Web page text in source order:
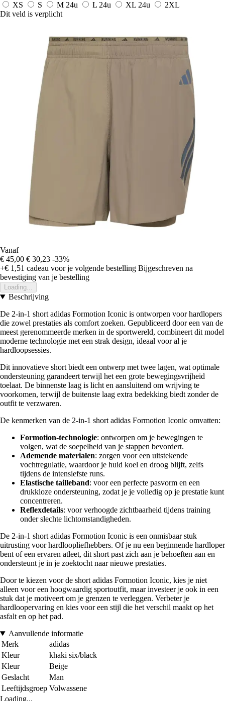
XS
S M 24u L 24u XL 24u
2XL
Dit veld is verplicht
Vanaf
€ 45,00 € 30,23 -33%
+€ 1,51 cadeau voor je volgende bestelling Bijgeschreven na
bevestiging van je bestelling
Loading...
Beschrijving
De 2-in-1 short adidas Formotion Iconic is ontworpen voor hardlopers
die zowel prestaties als comfort zoeken. Gepubliceerd door een van de
meest gerenommeerde merken in de sportwereld, combineert dit model
moderne technologie met een strak design, ideaal voor al je
hardloopsessies.
Dit innovatieve short biedt een ontwerp met twee lagen, wat optimale
ondersteuning garandeert terwijl het een grote bewegingsvrijheid
toelaat. De binnenste laag is licht en aansluitend om wrijving te
voorkomen, terwijl de buitenste laag extra bedekking biedt zonder de
outfit te verzwaren.
De kenmerken van de 2-in-1 short adidas Formotion Iconic omvatten:
Formotion-technologie: ontworpen om je bewegingen te
volgen, wat de soepelheid van je stappen bevordert.
Ademende materialen: zorgen voor een uitstekende
vochtregulatie, waardoor je huid koel en droog blijft, zelfs
tijdens de intensiefste runs.
Elastische tailleband: voor een perfecte pasvorm en een
drukkloze ondersteuning, zodat je je volledig op je prestatie kunt
concentreren.
Reflexdetails: voor verhoogde zichtbaarheid tijdens training
onder slechte lichtomstandigheden.
De 2-in-1 short adidas Formotion Iconic is een onmisbaar stuk
uitrusting voor hardloopliefhebbers. Of je nu een beginnende hardloper
bent of een ervaren atleet, dit short past zich aan je behoeften aan en
ondersteunt je in je zoektocht naar nieuwe prestaties.
Door te kiezen voor de short adidas Formotion Iconic, kies je niet
alleen voor een hoogwaardig sportoutfit, maar investeer je ook in een
stuk dat je motiveert om je grenzen te verleggen. Verbeter je
hardloopervaring en kies voor een stijl die het verschil maakt op het
asfalt en op het pad.
Aanvullende informatie
Merk
adidas
Kleur
khaki six/black
Kleur
Beige
Geslacht
Man
Leeftijdsgroep Volwassene
Loading...